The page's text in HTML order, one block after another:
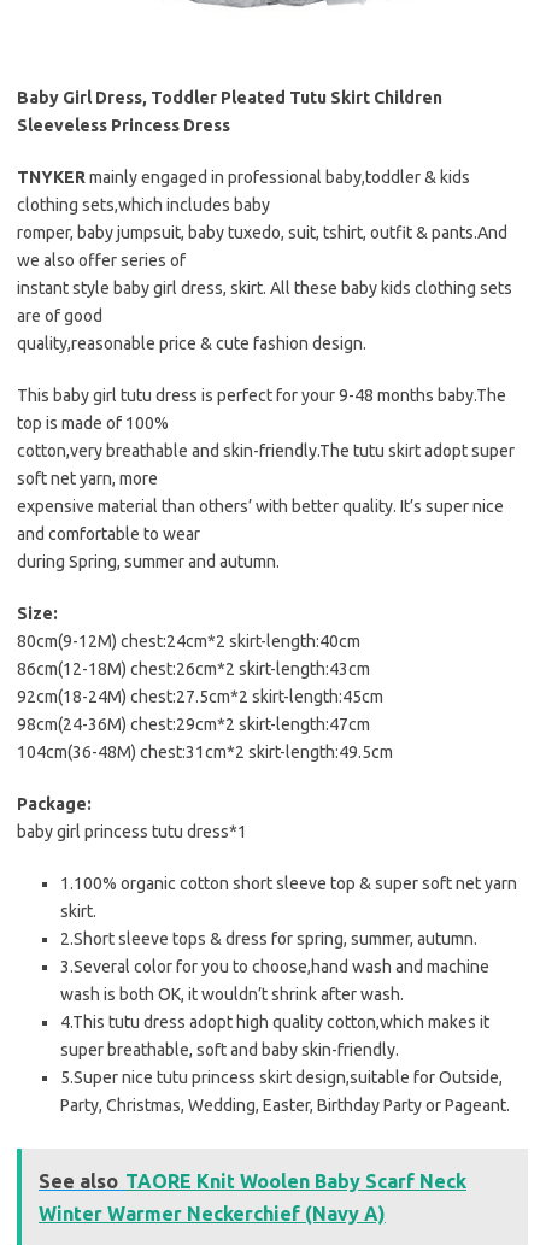
Baby Girl Dress, Toddler Pleated Tutu Skirt Children
Sleeveless Princess Dress
TNYKER mainly engaged in professional baby,toddler & kids
clothing sets,which includes baby
romper, baby jumpsuit, baby tuxedo, suit, tshirt, outfit & pants.And
we also offer series of
instant style baby girl dress, skirt. All these baby kids clothing sets
are of good
quality,reasonable price & cute fashion design.
This baby girl tutu dress is perfect for your 9-48 months baby.The
top is made of 100%
cotton,very breathable and skin-friendly.The tutu skirt adopt super
soft net yarn, more
expensive material than others’ with better quality. It’s super nice
and comfortable to wear
during Spring, summer and autumn.
Size:
80cm(9-12M) chest:24cm*2 skirt-length:40cm
86cm(12-18M) chest:26cm*2 skirt-length:43cm
92cm(18-24M) chest:27.5cm*2 skirt-length:45cm
98cm(24-36M) chest:29cm*2 skirt-length:47cm
104cm(36-48M) chest:31cm*2 skirt-length:49.5cm
Package:
baby girl princess tutu dress*1
1.100% organic cotton short sleeve top & super soft net yarn
skirt.
2.Short sleeve tops & dress for spring, summer, autumn.
3.Several color for you to choose,hand wash and machine
wash is both OK, it wouldn’t shrink after wash.
4.This tutu dress adopt high quality cotton,which makes it
super breathable, soft and baby skin-friendly.
5.Super nice tutu princess skirt design,suitable for Outside,
Party, Christmas, Wedding, Easter, Birthday Party or Pageant.
See also TAORE Knit Woolen Baby Scarf Neck
Winter Warmer Neckerchief (Navy A)